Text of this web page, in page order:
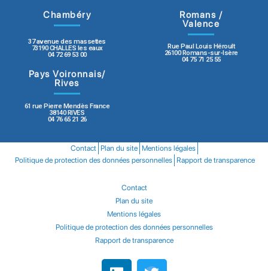
Chambéry
37 avenue des massettes
73190 CHALLES les eaux
04 72 69 53 00
Romans /
Valence
Rue Paul Louis Héroult
26100 Romans-sur-Isère
04 75 71 25 55
Pays Voironnais/
Rives
61 rue Pierre Mendès France
38140 RIVES
04 76 65 21 26
Contact Plan du site Mentions légales
Politique de protection des données personnelles Rapport de transparence
Contact
Plan du site
Mentions légales
Politique de protection des données personnelles
Rapport de transparence